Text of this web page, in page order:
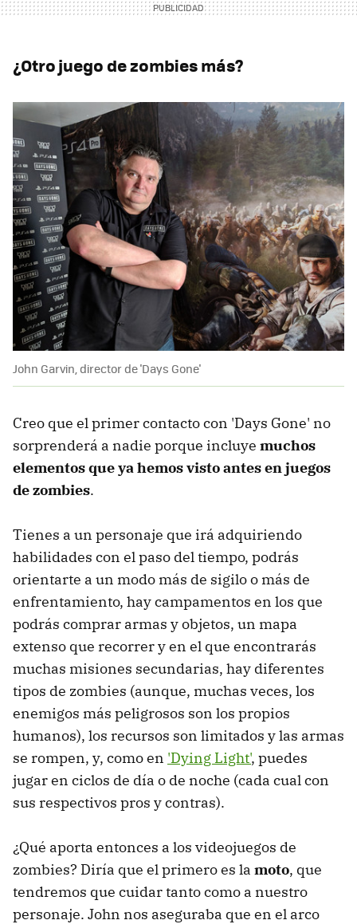
¿Otro juego de zombies más?
John Garvin, director de 'Days Gone'
Creo que el primer contacto con 'Days Gone' no
sorprenderá a nadie porque incluye muchos
elementos que ya hemos visto antes en juegos
de zombies.
Tienes a un personaje que irá adquiriendo
habilidades con el paso del tiempo, podrás
orientarte a un modo más de sigilo o más de
enfrentamiento, hay campamentos en los que
podrás comprar armas y objetos, un mapa
extenso que recorrer y en el que encontrarás
muchas misiones secundarias, hay diferentes
tipos de zombies (aunque, muchas veces, los
enemigos más peligrosos son los propios
humanos), los recursos son limitados y las armas
se rompen, y, como en 'Dying Light', puedes
jugar en ciclos de día o de noche (cada cual con
sus respectivos pros y contras).
¿Qué aporta entonces a los videojuegos de
zombies? Diría que el primero es la moto, que
tendremos que cuidar tanto como a nuestro
personaje. John nos aseguraba que en el arco